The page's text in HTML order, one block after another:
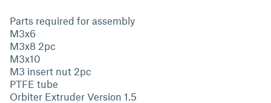
Parts required for assembly
M3x6
M3x8 2pc
M3x10
M3 insert nut 2pc
PTFE tube
Orbiter Extruder Version 1.5